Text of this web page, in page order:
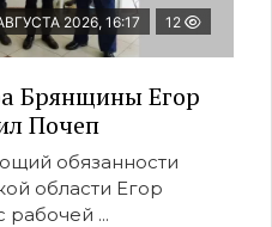
2026, 16:17 12
Брянщины Егор
Почеп
обязанности
области Егор
рабочей ...